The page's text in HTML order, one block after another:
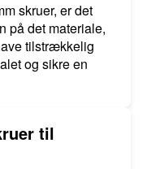
skruer, er det
på det materiale,
tilstrækkelig
og sikre en
til